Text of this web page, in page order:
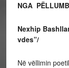
NGA
Nexhip
vdes”/
Në vëllimin